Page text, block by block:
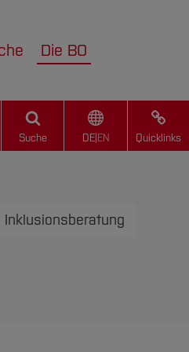
Die BO
Suche DE| EN Quicklinks
Inklusionsberatung